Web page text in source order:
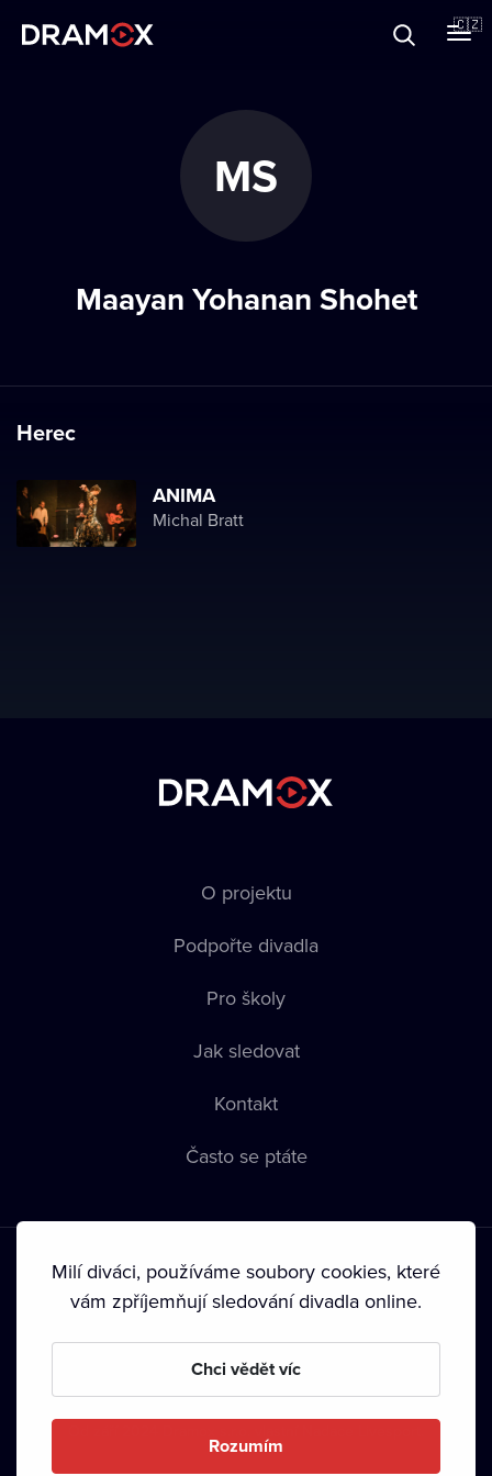
🇨🇿
MS
Maayan Yohanan Shohet
Herec
ANIMA
Michal Bratt
O projektu
Podpořte divadla
Pro školy
Jak sledovat
Kontakt
Často se ptáte
Podmínky používání • Ochrana soukromí • Zásady používání
• Autorská práva•
Milí diváci, používáme soubory cookies, které
vám zpříjemňují sledování divadla online.
Chci vědět víc
Rozumím